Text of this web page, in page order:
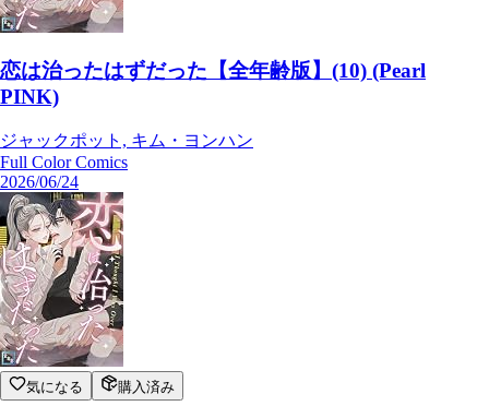
恋は治ったはずだった【全年齢版】(10) (Pearl
PINK)
ジャックポット, キム・ヨンハン
Full Color Comics
2026/06/24
気になる 購入済み